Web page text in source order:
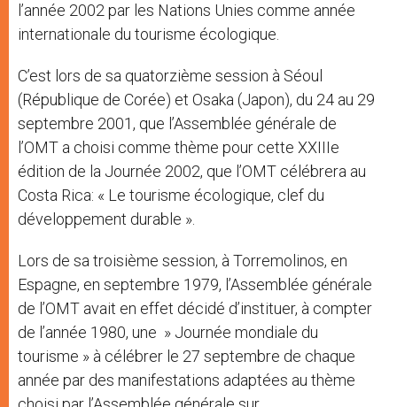
l’année 2002 par les Nations Unies comme année
internationale du tourisme écologique.
C’est lors de sa quatorzième session à Séoul
(République de Corée) et Osaka (Japon), du 24 au 29
septembre 2001, que l’Assemblée générale de
l’OMT a choisi comme thème pour cette XXIIIe
édition de la Journée 2002, que l’OMT célébrera au
Costa Rica: « Le tourisme écologique, clef du
développement durable ».
Lors de sa troisième session, à Torremolinos, en
Espagne, en septembre 1979, l’Assemblée générale
de l’OMT avait en effet décidé d’instituer, à compter
de l’année 1980, une » Journée mondiale du
tourisme » à célébrer le 27 septembre de chaque
année par des manifestations adaptées au thème